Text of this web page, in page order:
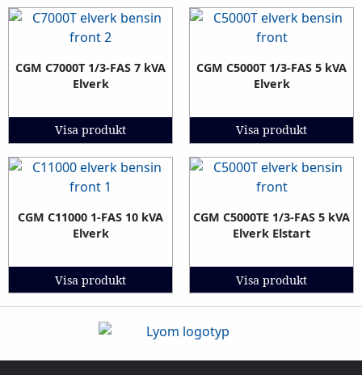
CGM C7000T 1/3-FAS 7 kVA
Elverk
Visa produkt
CGM C5000T 1/3-FAS 5 kVA
Elverk
Visa produkt
CGM C11000 1-FAS 10 kVA
Elverk
Visa produkt
CGM C5000TE 1/3-FAS 5 kVA
Elverk Elstart
Visa produkt